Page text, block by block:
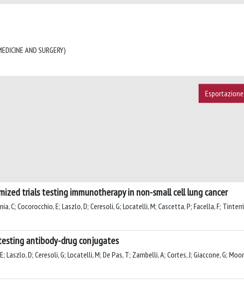
AND SURGERY)
Esportazione
trials testing immunotherapy in non-small cell lung cancer
C; Cocorocchio, E; Laszlo, D; Ceresoli, G; Locatelli, M; Cascetta, P; Facella, F;
antibody-drug conjugates
Laszlo, D; Ceresoli, G; Locatelli, M; De Pas, T; Zambelli, A; Cortes, J; Giaccone, G;